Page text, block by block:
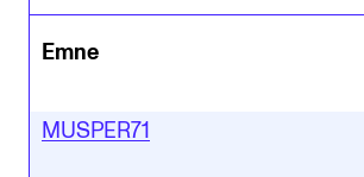
Emne
MUSPER71